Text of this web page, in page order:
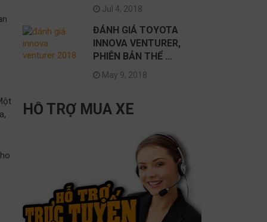
Jul 4, 2018
ĐÁNH GIÁ TOYOTA
INNOVA VENTURER,
PHIÊN BẢN THỂ …
May 9, 2018
HỖ TRỢ MUA XE